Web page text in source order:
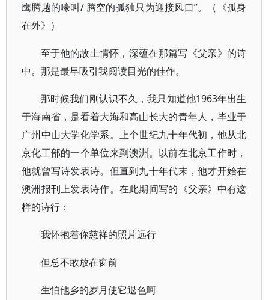
鹰腾越的嚎叫/ 腾空的孤独只为迎接风口”。（《孤身
在外》）
至于他的故土情怀，深蕴在那篇写《父亲》的诗
中。那是最早吸引我阅读目光的佳作。
那时候我们刚认识不久，我只知道他1963年出生
于海南省，是看着大海和高山长大的青年人，毕业于
广州中山大学化学系。上个世纪九十年代初，他从北
京化工部的一个单位来到澳洲。以前在北京工作时，
他就曾写诗发表诗。但直到九十年代末，他才开始在
澳洲报刊上发表诗作。在此期间写的《父亲》中有这
样的诗行：
我怀抱着你慈祥的照片远行
但总不敢放在窗前
生怕他乡的岁月使它退色呵